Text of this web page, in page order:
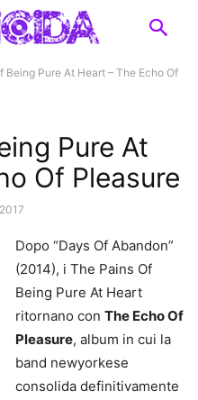
Being Pure At Heart – The Echo Of
Pure At
Of Pleasure
Dopo “Days Of Abandon”
(2014), i The Pains Of
Being Pure At Heart
ritornano con The Echo Of
Pleasure, album in cui la
band newyorkese
consolida definitivamente